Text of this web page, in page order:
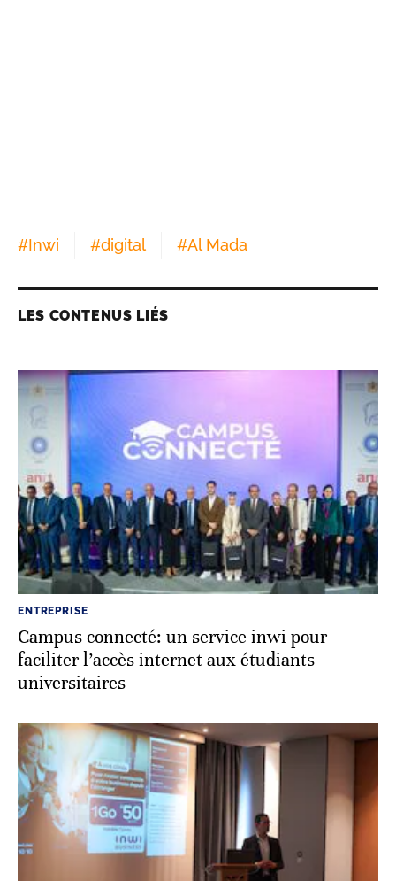
#Inwi #digital #Al Mada
LES CONTENUS LIÉS
ENTREPRISE
Campus connecté: un service inwi pour
faciliter l’accès internet aux étudiants
universitaires